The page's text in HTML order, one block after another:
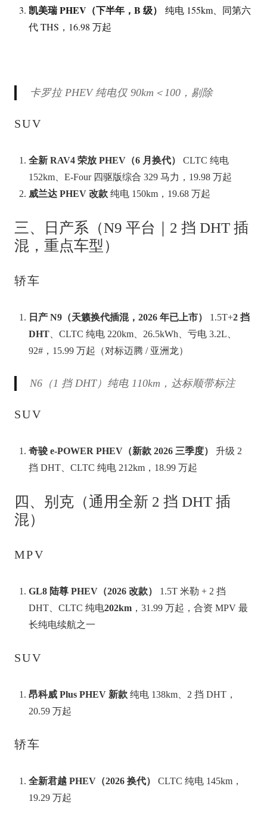
凯美瑞 PHEV（下半年，B 级）
纯电 155km、同第六
代 THS，16.98 万起
卡罗拉 PHEV 纯电仅 90km＜100，剔除
SUV
全新 RAV4 荣放 PHEV（6 月换代）
CLTC 纯电
152km、E-Four 四驱版综合 329 马力，19.98 万起
威兰达 PHEV 改款纯电 150km，19.68 万起
三、日产系（N9 平台｜2 挡 DHT 插
混，重点车型）
轿车
日产 N9（天籁换代插混，2026 年已上市） 1.5T+2 挡
DHT、CLTC 纯电 220km、26.5kWh、亏电 3.2L、
92#，15.99 万起（对标迈腾 / 亚洲龙）
N6（1 挡 DHT）纯电 110km，达标顺带标注
SUV
奇骏 e-POWER PHEV（新款 2026 三季度）
升级 2
挡 DHT、CLTC 纯电 212km，18.99 万起
四、别克（通用全新 2 挡 DHT 插
混）
MPV
GL8 陆尊 PHEV（2026 改款）
1.5T 米勒 + 2 挡
DHT、CLTC 纯电202km，31.99 万起，合资 MPV 最
长纯电续航之一
SUV
昂科威 Plus PHEV 新款纯电 138km、2 挡 DHT，
20.59 万起
轿车
全新君越 PHEV（2026 换代）
CLTC 纯电 145km，
19.29 万起